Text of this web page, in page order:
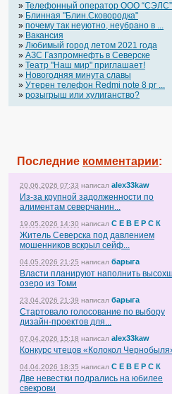
» Телефонный оператор OOO
» Блинная "Блин.Сковородка"
» почему так неуютно, неубрано в ...
» Вакансия
» Любимый город летом 2021 года
» АЗС Газпромнефть в Северске
» Театр "Наш мир" приглашает!
» Новогодняя минута славы
» Утерен телефон Redmi note 8 pr ...
» розыгрыш или хулиганство?
Последние комментарии:
20.06.2026 07:33 написал alex33kaw
Из-за крупной задолженности по
алиментам северчанин...
19.05.2026 14:30 написал С Е В Е Р С К
Житель Северска под давлением
мошенников вскрыл сейф...
04.05.2026 21:25 написал барыга
Власти планируют наполнить
озеро из Томи
23.04.2026 21:39 написал барыга
Стартовало голосование по выбору
дизайн-проектов для...
07.04.2026 15:18 написал alex33kaw
Конкурс чтецов «Колокол
04.04.2026 18:35 написал С Е В Е Р С К
Две невестки подрались на юбилее
свекрови